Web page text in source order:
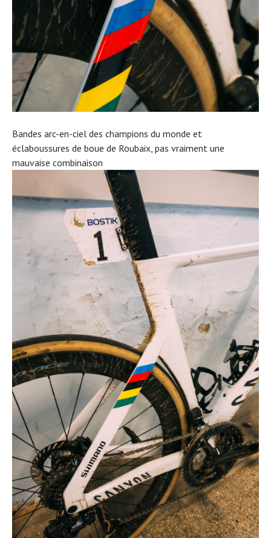
Bandes arc-en-ciel des champions du monde et
éclaboussures de boue de Roubaix, pas vraiment une
mauvaise combinaison